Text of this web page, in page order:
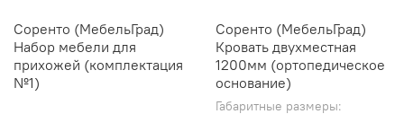
Соренто (МебельГрад)
Набор мебели для
прихожей (комплектация
№1)
Соренто (МебельГрад)
Кровать двухместная
1200мм (ортопедическое
основание)
Габаритные размеры: